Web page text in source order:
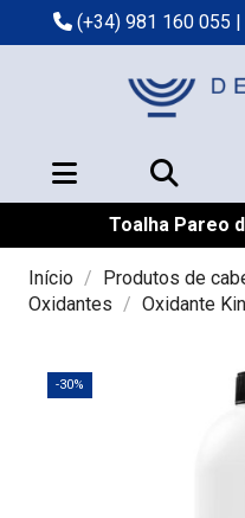
(+34) 981 160 055 |
Toalha Pareo
Início Produtos de
Oxidantes
Oxidante
-30%